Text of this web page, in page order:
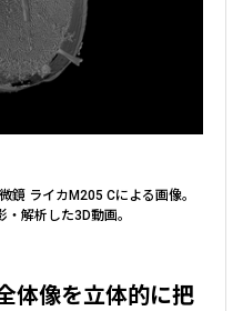
鏡 ライカM205 Cによる画像。
解析した3D動画。
体像を立体的に把